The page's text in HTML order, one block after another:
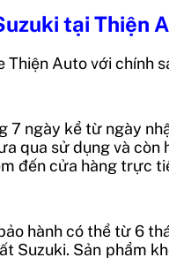
tại Thiện
Auto với chính
7 ngày kể từ ngày
qua sử dụng và còn
đến cửa hàng trực
hành có thể từ 6
Suzuki. Sản phẩm